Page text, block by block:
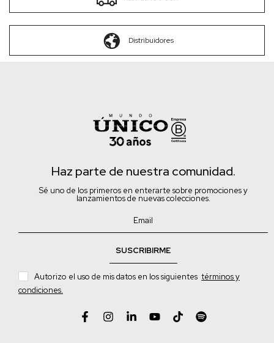
Distribuidores
Haz parte de nuestra comunidad.
Sé uno de los primeros en enterarte sobre promociones y
lanzamientos de nuevas colecciones.
SUSCRIBIRME
Autorizo el uso de mis datos en los siguientes términos y
condiciones.